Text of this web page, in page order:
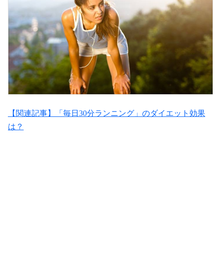
【関連記事】「毎日30分ランニング」のダイエット効果
は？